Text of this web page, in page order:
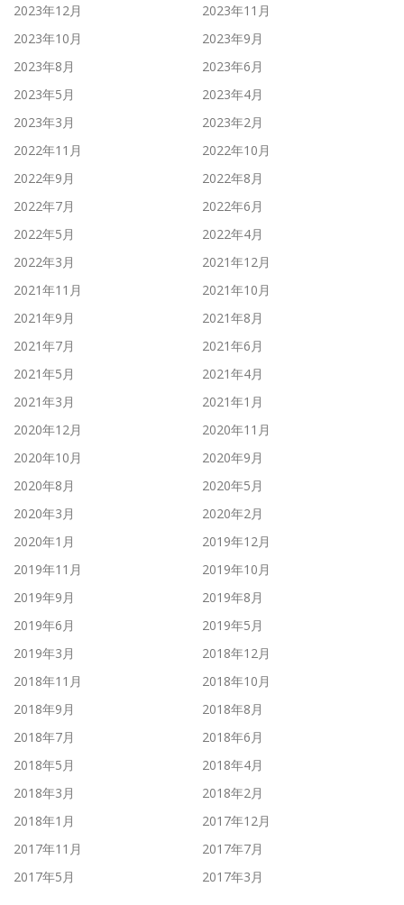
2023年12月
2023年11月
2023年10月
2023年9月
2023年8月
2023年6月
2023年5月
2023年4月
2023年3月
2023年2月
2022年11月
2022年10月
2022年9月
2022年8月
2022年7月
2022年6月
2022年5月
2022年4月
2022年3月
2021年12月
2021年11月
2021年10月
2021年9月
2021年8月
2021年7月
2021年6月
2021年5月
2021年4月
2021年3月
2021年1月
2020年12月
2020年11月
2020年10月
2020年9月
2020年8月
2020年5月
2020年3月
2020年2月
2020年1月
2019年12月
2019年11月
2019年10月
2019年9月
2019年8月
2019年6月
2019年5月
2019年3月
2018年12月
2018年11月
2018年10月
2018年9月
2018年8月
2018年7月
2018年6月
2018年5月
2018年4月
2018年3月
2018年2月
2018年1月
2017年12月
2017年11月
2017年7月
2017年5月
2017年3月